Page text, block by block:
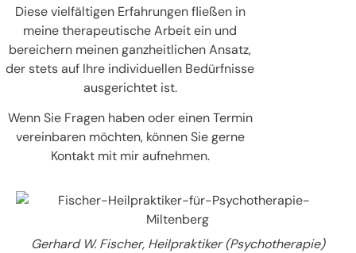
Diese vielfältigen Erfahrungen fließen in
meine therapeutische Arbeit ein und
bereichern meinen ganzheitlichen Ansatz,
der stets auf Ihre individuellen Bedürfnisse
ausgerichtet ist.
Wenn Sie Fragen haben oder einen Termin
vereinbaren möchten, können Sie gerne
Kontakt mit mir aufnehmen.
Gerhard W. Fischer, Heilpraktiker (Psychotherapie)